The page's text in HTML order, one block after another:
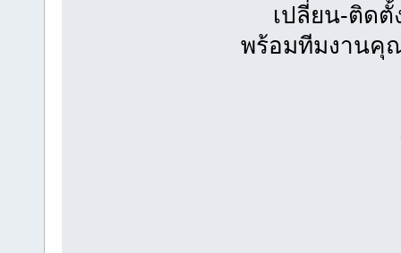
เปลี่ยน-ติดตั้
พร้อมทีมงานคุ